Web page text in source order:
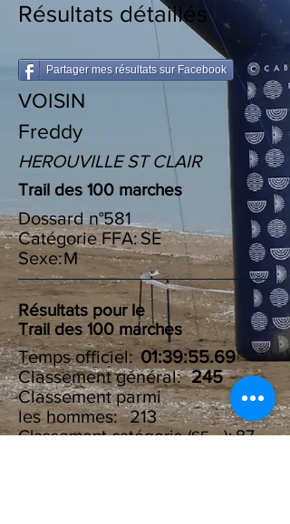
Résultats détaillés
Partager mes résultats sur Facebook
VOISIN
Freddy
HEROUVILLE ST CLAIR
Trail des 100 marches
Dossard n°581
Catégorie FFA:SE
Sexe:M
Résultats pour le
Trail des 100 marches
Temps officiel: 01:39:55.69
Classement général: 245
Classement parmi
les : 213
hommes
Classement catégorie ( ):87
SE